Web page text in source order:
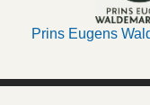
Prins Eugens